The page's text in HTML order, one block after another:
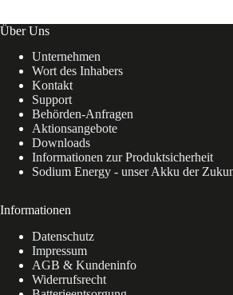
Über Uns
Unternehmen
Wort des Inhabers
Kontakt
Support
Behörden-Anfragen
Aktionsangebote
Downloads
Informationen zur Produktsicherheit
Sodium Energy - unser Akku der
Informationen
Datenschutz
Impressum
AGB & Kundeninfo
Widerrufsrecht